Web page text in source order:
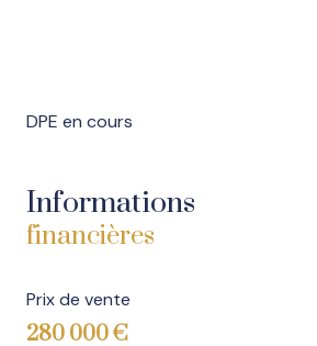
DPE en cours
Informations
financières
Prix de vente
280 000 €